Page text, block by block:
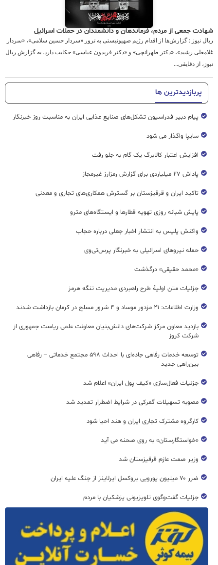
شهادت جمعی از مردم، فرماندهان و دانشمندان در حملات اسرائیل
ریال نیوز : گزارش‌ها از اقدام رژیم صهیونیستی به ترور «سردار حسین سلامی»، «سردار
غلامعلی رشید»، «دکتر طهرانچی» و «دکتر فریدون عباسی» حکایت دارد. به گزارش ریال
نیوز، از دقایقی...
پربازدیدترین ها
پیام دبیر فدراسیون تشکل‌های صنایع غذایی ایران به مناسبت روز خبرنگار
سایپا واگذار می شود
افزایش اعتبار کالابرگ یک گام به جلو رفت
پاداش ۲۷ میلیاردی برای گزارش رمزارز غیرمجاز
تاکید ایران و قرقیزستان بر گسترش همکاری‌های تجاری و معدنی
پایش شبانه روزی تهویه قطار‌ها و ایستگاه‌های مترو
واکنش پلیس به انتشار اخبار جعلی درباره حجاب
حمله نیروهای اسرائیلی به خبرنگار پرس‌تی‌وی
«محمد حقیقی» درگذشت
جزئیات متن اولیۀ طرح راهبردی مدیریت تنگه هرمز
وزارت اطلاعات: ۲۱ مزدور موساد و ۴ شرور مسلح در کرمان بازداشت شدند
بازدید معاون مرکز شرکت‌های دانش‌بنیان معاونت علمی ریاست جمهوری از
شرکت کروز
توسعه خدمات رفاهی جاده‌ای با احداث ۵۹۸ مجتمع خدماتی – رفاهی
بین‌راهی جدید
جزئیات فعال‌سازی «کیف پول ایران» اعلام شد
مصوبه تسهیلات گمرکی در شرایط اضطرار تمدید شد
کارگروه مشترک تجاری ایران و هند احیا شود
«خواستگارستان» به روی صحنه می آید
وزیر صمت عازم قرقیزستان شد
ضرر ۷۰ میلیون یورویی بروکسل ایرلاینز از جنگ علیه ایران
جزئیات گفت‌وگوی تلویزیونی پزشکیان با مردم